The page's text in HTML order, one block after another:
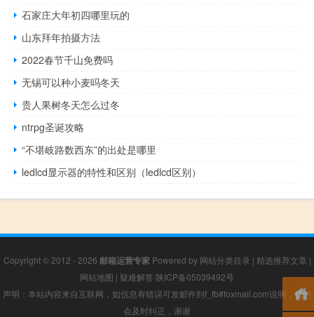
石家庄大年初四哪里玩的
山东拜年拍摄方法
2022春节千山免费吗
无锡可以种小麦吗冬天
贵人果树冬天怎么过冬
ntrpg圣诞攻略
“不堪岐路数西东”的出处是哪里
ledlcd显示器的特性和区别（ledlcd区别）
Copyright © 2012 - 2026 邮箱运营专家Powered by 网站分类目录 | 精选推荐文章 |
网站地图 | 疑难解答 陕ICP备05039492号
声明：本站内容来自互联网，如信息有错误可发邮件到f_fb#foxmail.com说明，我们
会及时纠正，谢谢